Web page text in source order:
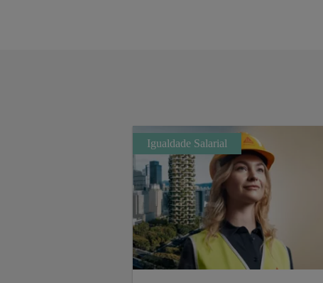
Igualdade Salarial